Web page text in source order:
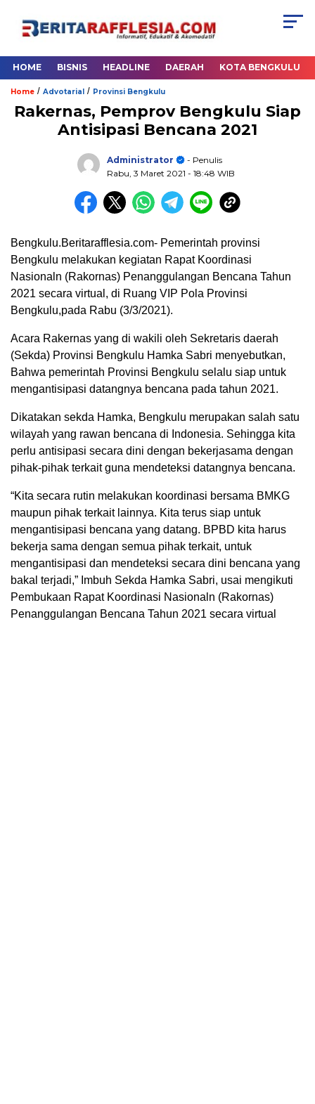
HOME BISNIS HEADLINE DAERAH KOTA BENGKULU
Home / Advotarial / Provinsi Bengkulu
Rakernas, Pemprov Bengkulu Siap
Antisipasi Bencana 2021
Administrator
- Penulis
Rabu, 3 Maret 2021 - 18:48 WIB
Bengkulu.Beritarafflesia.com- Pemerintah provinsi
Bengkulu melakukan kegiatan Rapat Koordinasi
Nasionaln (Rakornas) Penanggulangan Bencana Tahun
2021 secara virtual, di Ruang VIP Pola Provinsi
Bengkulu,pada Rabu (3/3/2021).
Acara Rakernas yang di wakili oleh Sekretaris daerah
(Sekda) Provinsi Bengkulu Hamka Sabri menyebutkan,
Bahwa pemerintah Provinsi Bengkulu selalu siap untuk
mengantisipasi datangnya bencana pada tahun 2021.
Dikatakan sekda Hamka, Bengkulu merupakan salah satu
wilayah yang rawan bencana di Indonesia. Sehingga kita
perlu antisipasi secara dini dengan bekerjasama dengan
pihak-pihak terkait guna mendeteksi datangnya bencana.
“Kita secara rutin melakukan koordinasi bersama BMKG
maupun pihak terkait lainnya. Kita terus siap untuk
mengantisipasi bencana yang datang. BPBD kita harus
bekerja sama dengan semua pihak terkait, untuk
mengantisipasi dan mendeteksi secara dini bencana yang
bakal terjadi,” Imbuh Sekda Hamka Sabri, usai mengikuti
Pembukaan Rapat Koordinasi Nasionaln (Rakornas)
Penanggulangan Bencana Tahun 2021 secara virtual